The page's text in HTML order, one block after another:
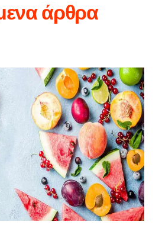
άρθρα